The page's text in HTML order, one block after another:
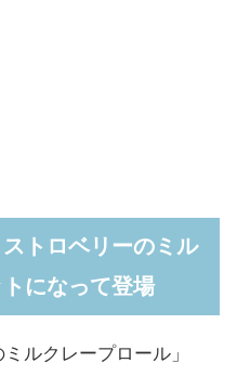
トロベリーのミル
になって登場
ルクレープロール」